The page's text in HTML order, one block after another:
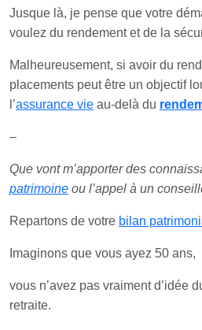
Jusque là, je pense que votre
voulez du rendement et de la
Malheureusement, si avoir du
placements peut être un objectif
l’assurance vie au-delà du
–
Que vont m’apporter des
patrimoine ou l’appel à un
Repartons de votre bilan
Imaginons que vous ayez 50 ans,
vous n’avez pas vraiment d’idée
retraite.